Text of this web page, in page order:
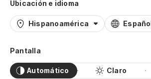
Ubicación e idioma
Hispanoamérica
Pantalla
Automático Claro